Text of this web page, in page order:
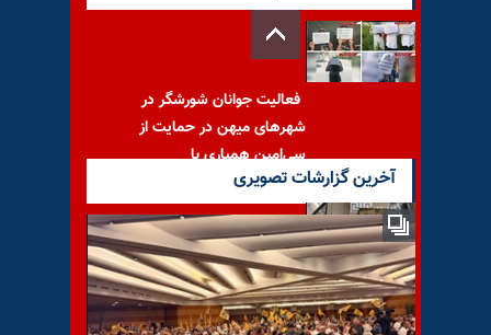
فعالیت جوانان شورشگر در
شهرهای میهن در حمایت از
سی‌امین همیاری با
سایت ایلاف (لندن): مهم‌تر از
پاسخ رژیم ایران به کشته شدن
آخرین گزارشات تصویری